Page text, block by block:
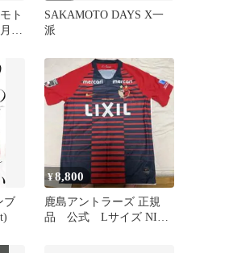
ト
SAKAMOTO DAYS X一
派
ブ
¥8,800
鹿島アントラーズ 正規
品 公式 Lサイズ NIKE